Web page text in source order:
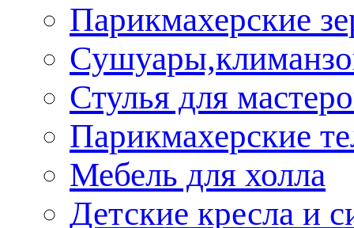
Парикмахерские
Стулья для
Парикмахерские
Мебель для холла
Детские кресла и